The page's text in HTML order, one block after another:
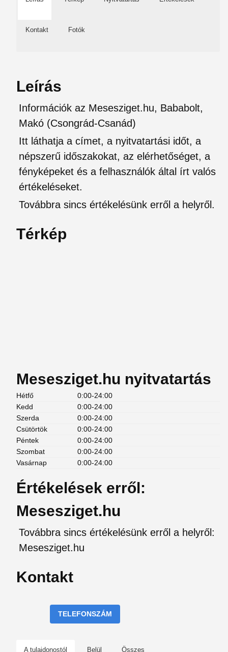
Kontakt Fotók
Leírás
Információk az Mesesziget.hu, Bababolt,
Makó (Csongrád-Csanád)
Itt láthatja a címet, a nyitvatartási időt, a
népszerű időszakokat, az elérhetőséget, a
fényképeket és a felhasználók által írt valós
értékeléseket.
Továbbra sincs értékelésünk erről a helyről.
Térkép
Mesesziget.hu nyitvatartás
Hétfő
0:00-24:00
Kedd
0:00-24:00
Szerda
0:00-24:00
Csütörtök
0:00-24:00
Péntek
0:00-24:00
Szombat
0:00-24:00
Vasárnap
0:00-24:00
Értékelések erről:
Mesesziget.hu
Továbbra sincs értékelésünk erről a helyről:
Mesesziget.hu
Kontakt
TELEFONSZÁM
A tulajdonostól Belül Összes